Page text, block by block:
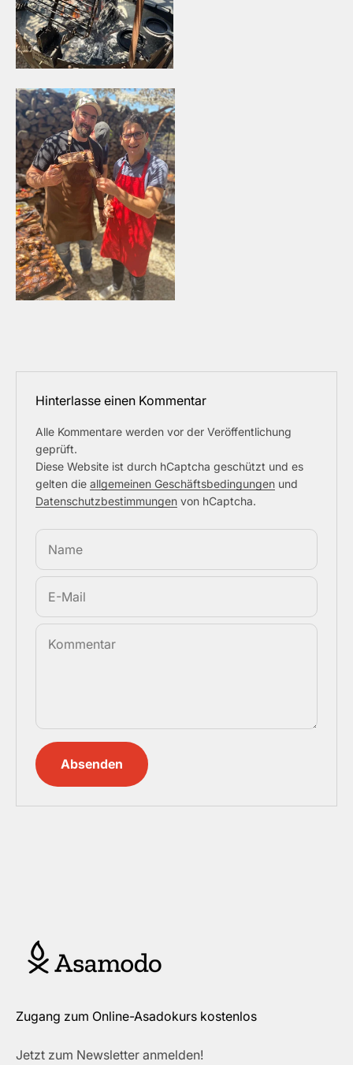
Hinterlasse einen Kommentar
Alle Kommentare werden vor der Veröffentlichung
geprüft.
Diese Website ist durch hCaptcha geschützt und es
gelten die allgemeinen Geschäftsbedingungen und
Datenschutzbestimmungen von hCaptcha.
Name
E-Mail
Kommentar
Absenden
Zugang zum Online-Asadokurs kostenlos
Jetzt zum Newsletter anmelden!